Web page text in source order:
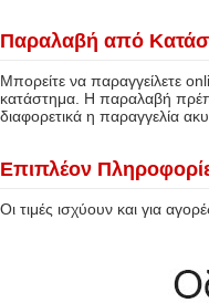
Παραλαβή από
Μπορείτε να παραγγείλετε
κατάστημα. Η παραλαβή
διαφορετικά η παραγγελία
Επιπλέον
Οι τιμές ισχύουν και για